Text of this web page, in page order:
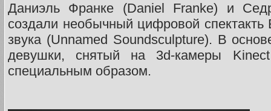
Даниэль Франке (Daniel Franke) и
создали необычный цифровой спектакть
звука (Unnamed Soundsculpture). В
девушки, снятый на 3d-камеры
специальным образом.